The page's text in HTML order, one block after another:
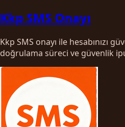
Kkp SMS Onayı
Kkp SMS onayı ile hesabınızı
doğrulama süreci ve güvenlik